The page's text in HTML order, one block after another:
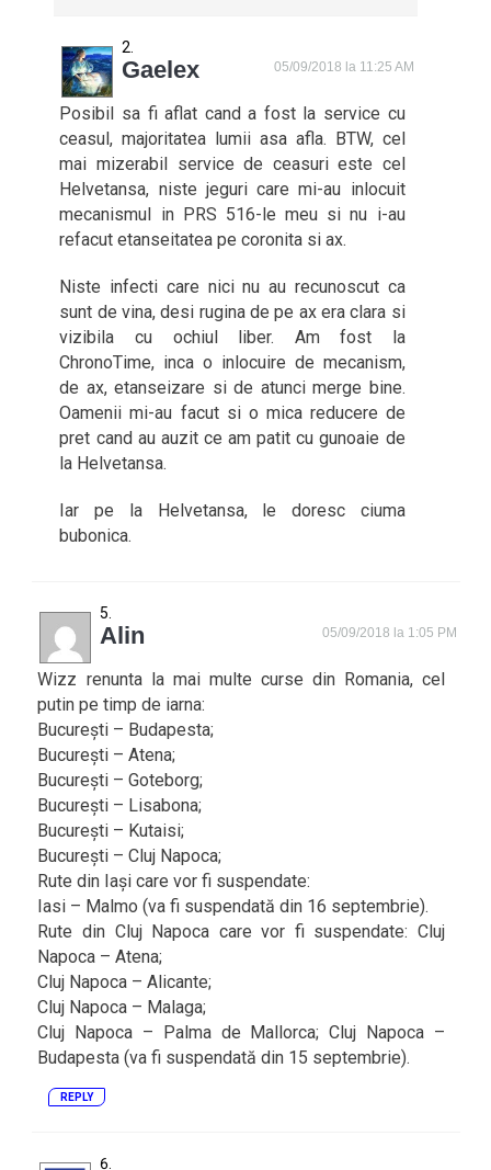
Gaelex 05/09/2018 la 11:25 AM
Posibil sa fi aflat cand a fost la service cu
ceasul, majoritatea lumii asa afla. BTW, cel
mai mizerabil service de ceasuri este cel
Helvetansa, niste jeguri care mi-au inlocuit
mecanismul in PRS 516-le meu si nu i-au
refacut etanseitatea pe coronita si ax.
Niste infecti care nici nu au recunoscut ca
sunt de vina, desi rugina de pe ax era clara si
vizibila cu ochiul liber. Am fost la
ChronoTime, inca o inlocuire de mecanism,
de ax, etanseizare si de atunci merge bine.
Oamenii mi-au facut si o mica reducere de
pret cand au auzit ce am patit cu gunoaie de
la Helvetansa.
Iar pe la Helvetansa, le doresc ciuma
bubonica.
Alin 05/09/2018 la 1:05 PM
Wizz renunta la mai multe curse din Romania, cel
putin pe timp de iarna:
București – Budapesta;
București – Atena;
București – Goteborg;
București – Lisabona;
București – Kutaisi;
București – Cluj Napoca;
Rute din Iași care vor fi suspendate:
Iasi – Malmo (va fi suspendată din 16 septembrie).
Rute din Cluj Napoca care vor fi suspendate: Cluj
Napoca – Atena;
Cluj Napoca – Alicante;
Cluj Napoca – Malaga;
Cluj Napoca – Palma de Mallorca; Cluj Napoca –
Budapesta (va fi suspendată din 15 septembrie).
REPLY